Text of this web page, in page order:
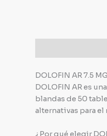
DOLOFIN AR 7.5
DOLOFIN AR es
blandas de 50
alternativas para
¿Por qué elegir